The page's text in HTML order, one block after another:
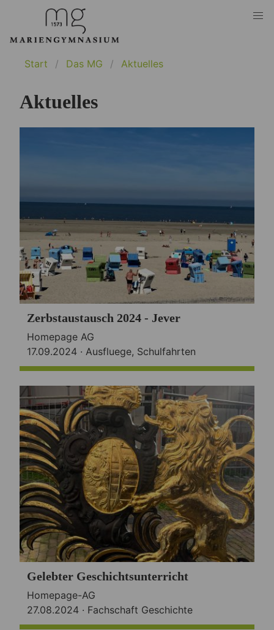
Start Das MG Aktuelles
Aktuelles
Zerbstaustausch 2024 - Jever
Homepage AG
17.09.2024 · Ausfluege, Schulfahrten
Gelebter Geschichtsunterricht
Homepage-AG
27.08.2024 · Fachschaft Geschichte